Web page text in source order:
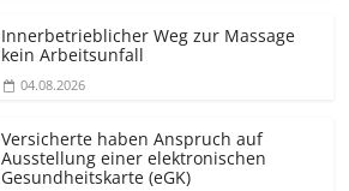
Innerbetrieblicher Weg zur Massage
kein Arbeitsunfall
04.08.2026
Versicherte haben Anspruch auf
Ausstellung einer elektronischen
Gesundheitskarte (eGK)